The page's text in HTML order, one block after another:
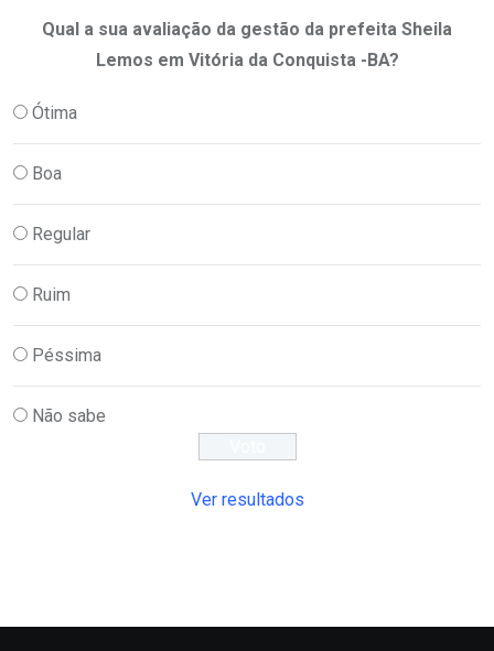
Qual a sua avaliação da gestão da prefeita Sheila
Lemos em Vitória da Conquista -BA?
Ótima
Boa
Regular
Ruim
Péssima
Não sabe
Ver resultados